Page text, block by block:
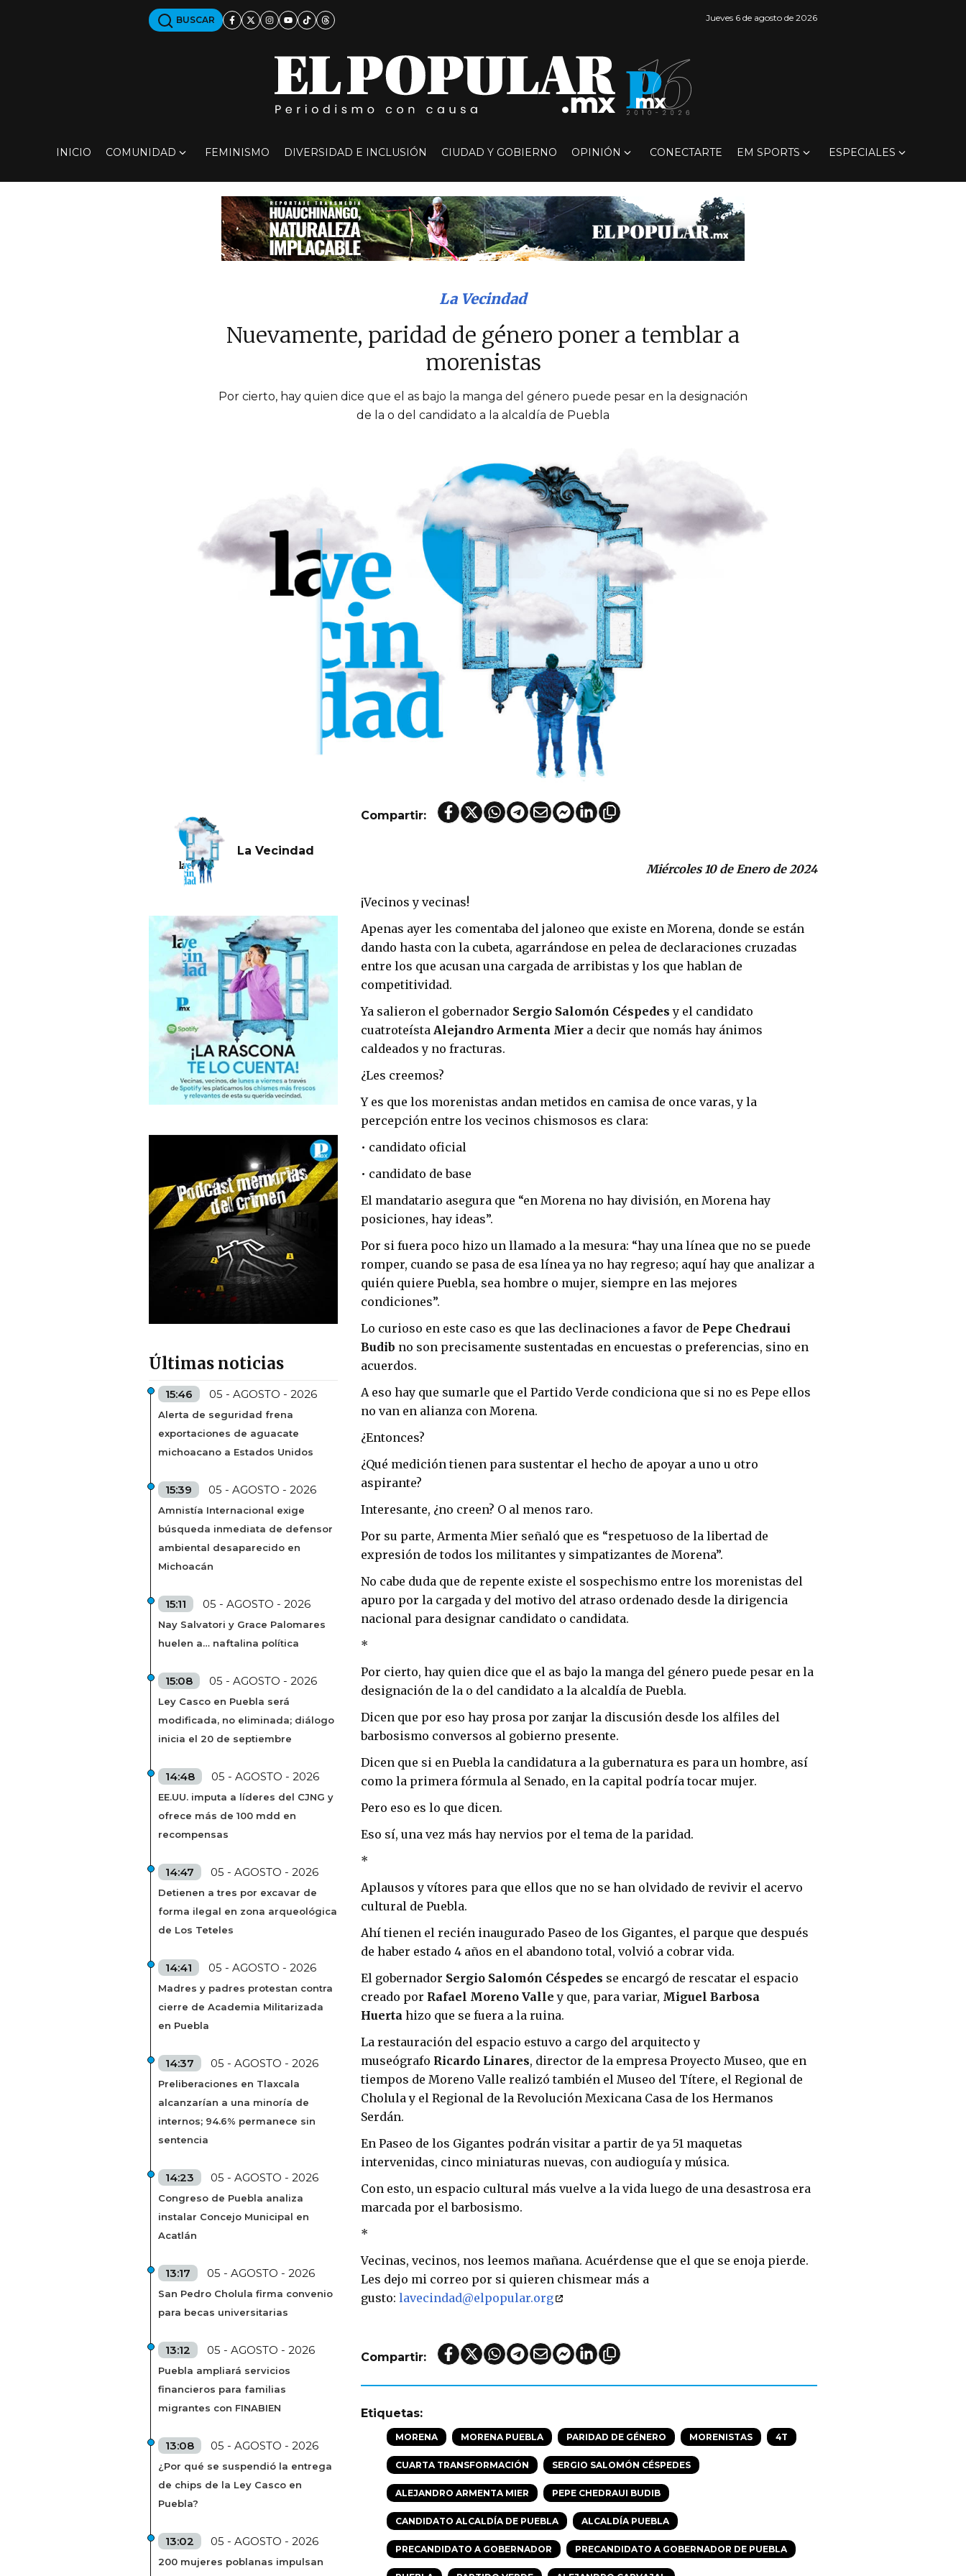
BUSCAR Jueves 6 de agosto de 2026
INICIO COMUNIDAD FEMINISMO DIVERSIDAD E INCLUSIÓN CIUDAD Y GOBIERNO OPINIÓN CONECTARTE EM SPORTS ESPECIALES
La Vecindad
Nuevamente, paridad de género poner a temblar a
morenistas
Por cierto, hay quien dice que el as bajo la manga del género puede pesar en la designación
de la o del candidato a la alcaldía de Puebla
La Vecindad
Últimas noticias
15:46 05 - AGOSTO - 2026
Alerta de seguridad frena
exportaciones de aguacate
michoacano a Estados Unidos
15:39 05 - AGOSTO - 2026
Amnistía Internacional exige
búsqueda inmediata de defensor
ambiental desaparecido en
Michoacán
15:11 05 - AGOSTO - 2026
Nay Salvatori y Grace Palomares
huelen a… naftalina política
15:08 05 - AGOSTO - 2026
Ley Casco en Puebla será
modificada, no eliminada; diálogo
inicia el 20 de septiembre
14:48 05 - AGOSTO - 2026
EE.UU. imputa a líderes del CJNG y
ofrece más de 100 mdd en
recompensas
14:47 05 - AGOSTO - 2026
Detienen a tres por excavar de
forma ilegal en zona arqueológica
de Los Teteles
14:41 05 - AGOSTO - 2026
Madres y padres protestan contra
cierre de Academia Militarizada
en Puebla
14:37 05 - AGOSTO - 2026
Preliberaciones en Tlaxcala
alcanzarían a una minoría de
internos; 94.6% permanece sin
sentencia
14:23 05 - AGOSTO - 2026
Congreso de Puebla analiza
instalar Concejo Municipal en
Acatlán
13:17 05 - AGOSTO - 2026
San Pedro Cholula firma convenio
para becas universitarias
13:12 05 - AGOSTO - 2026
Puebla ampliará servicios
financieros para familias
migrantes con FINABIEN
13:08 05 - AGOSTO - 2026
¿Por qué se suspendió la entrega
de chips de la Ley Casco en
Puebla?
13:02 05 - AGOSTO - 2026
200 mujeres poblanas impulsan
Compartir:
Miércoles 10 de Enero de 2024
¡Vecinos y vecinas!
Apenas ayer les comentaba del jaloneo que existe en Morena, donde se están
dando hasta con la cubeta, agarrándose en pelea de declaraciones cruzadas
entre los que acusan una cargada de arribistas y los que hablan de
competitividad.
Ya salieron el gobernador Sergio Salomón Céspedes y el candidato
cuatroteísta Alejandro Armenta Mier a decir que nomás hay ánimos
caldeados y no fracturas.
¿Les creemos?
Y es que los morenistas andan metidos en camisa de once varas, y la
percepción entre los vecinos chismosos es clara:
• candidato oficial
• candidato de base
El mandatario asegura que “en Morena no hay división, en Morena hay
posiciones, hay ideas”.
Por si fuera poco hizo un llamado a la mesura: “hay una línea que no se puede
romper, cuando se pasa de esa línea ya no hay regreso; aquí hay que analizar a
quién quiere Puebla, sea hombre o mujer, siempre en las mejores
condiciones”.
Lo curioso en este caso es que las declinaciones a favor de Pepe Chedraui
Budib no son precisamente sustentadas en encuestas o preferencias, sino en
acuerdos.
A eso hay que sumarle que el Partido Verde condiciona que si no es Pepe ellos
no van en alianza con Morena.
¿Entonces?
¿Qué medición tienen para sustentar el hecho de apoyar a uno u otro
aspirante?
Interesante, ¿no creen? O al menos raro.
Por su parte, Armenta Mier señaló que es “respetuoso de la libertad de
expresión de todos los militantes y simpatizantes de Morena”.
No cabe duda que de repente existe el sospechismo entre los morenistas del
apuro por la cargada y del motivo del atraso ordenado desde la dirigencia
nacional para designar candidato o candidata.
*
Por cierto, hay quien dice que el as bajo la manga del género puede pesar en la
designación de la o del candidato a la alcaldía de Puebla.
Dicen que por eso hay prosa por zanjar la discusión desde los alfiles del
barbosismo conversos al gobierno presente.
Dicen que si en Puebla la candidatura a la gubernatura es para un hombre, así
como la primera fórmula al Senado, en la capital podría tocar mujer.
Pero eso es lo que dicen.
Eso sí, una vez más hay nervios por el tema de la paridad.
*
Aplausos y vítores para que ellos que no se han olvidado de revivir el acervo
cultural de Puebla.
Ahí tienen el recién inaugurado Paseo de los Gigantes, el parque que después
de haber estado 4 años en el abandono total, volvió a cobrar vida.
El gobernador Sergio Salomón Céspedes se encargó de rescatar el espacio
creado por Rafael Moreno Valle y que, para variar, Miguel Barbosa
Huerta hizo que se fuera a la ruina.
La restauración del espacio estuvo a cargo del arquitecto y
museógrafo Ricardo Linares, director de la empresa Proyecto Museo, que en
tiempos de Moreno Valle realizó también el Museo del Títere, el Regional de
Cholula y el Regional de la Revolución Mexicana Casa de los Hermanos
Serdán.
En Paseo de los Gigantes podrán visitar a partir de ya 51 maquetas
intervenidas, cinco miniaturas nuevas, con audioguía y música.
Con esto, un espacio cultural más vuelve a la vida luego de una desastrosa era
marcada por el barbosismo.
*
Vecinas, vecinos, nos leemos mañana. Acuérdense que el que se enoja pierde.
Les dejo mi correo por si quieren chismear más a
gusto: lavecindad@elpopular.org
Compartir:
Etiquetas:
MORENA MORENA PUEBLA PARIDAD DE GÉNERO MORENISTAS 4T
CUARTA TRANSFORMACIÓN SERGIO SALOMÓN CÉSPEDES
ALEJANDRO ARMENTA MIER PEPE CHEDRAUI BUDIB
CANDIDATO ALCALDÍA DE PUEBLA ALCALDÍA PUEBLA
PRECANDIDATO A GOBERNADOR PRECANDIDATO A GOBERNADOR DE PUEBLA